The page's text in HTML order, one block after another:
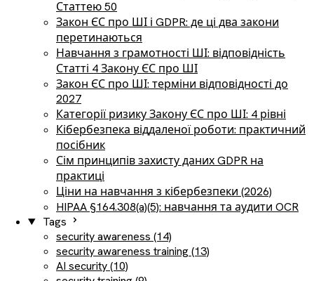
Статтею 50
Закон ЄС про ШІ і GDPR: де ці два закони
перетинаються
Навчання з грамотності ШІ: відповідність
Статті 4 Закону ЄС про ШІ
Закон ЄС про ШІ: терміни відповідності до
2027
Категорії ризику Закону ЄС про ШІ: 4 рівні
Кібербезпека віддаленої роботи: практичний
посібник
Сім принципів захисту даних GDPR на
практиці
Ціни на навчання з кібербезпеки (2026)
HIPAA §164.308(a)(5): навчання та аудити OCR
Tags
security awareness (14)
security awareness training (13)
AI security (10)